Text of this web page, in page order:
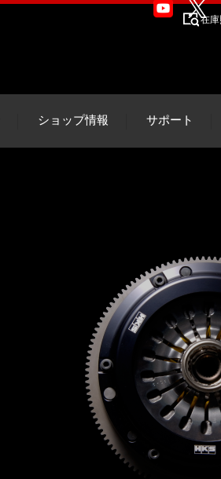
在
ショップ情報 サポート